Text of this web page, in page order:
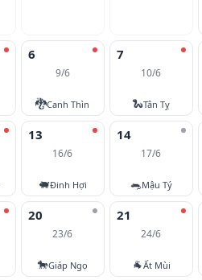
6
9/6
🐉Canh Thìn
7
10/6
🐍Tân Tỵ
13
16/6
🐖Đinh Hợi
14
17/6
🐀Mậu Tý
20
23/6
🐎Giáp Ngọ
21
24/6
🐐Ất Mùi